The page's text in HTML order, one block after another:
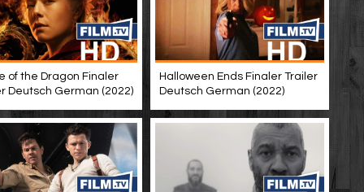
of the Dragon Finaler
Deutsch German (2022)
Halloween Ends Finaler Trailer
Deutsch German (2022)